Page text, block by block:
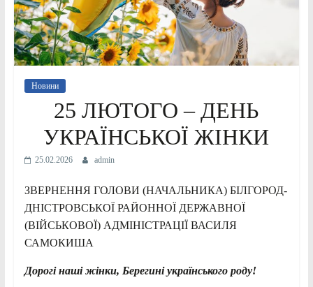
Новини
25 ЛЮТОГО – ДЕНЬ
УКРАЇНСЬКОЇ ЖІНКИ
25.02.2026 admin
ЗВЕРНЕННЯ ГОЛОВИ (НАЧАЛЬНИКА) БІЛГОРОД-
ДНІСТРОВСЬКОЇ РАЙОННОЇ ДЕРЖАВНОЇ
(ВІЙСЬКОВОЇ) АДМІНІСТРАЦІЇ ВАСИЛЯ
САМОКИША
Дорогі наші жінки, Берегині українського роду!